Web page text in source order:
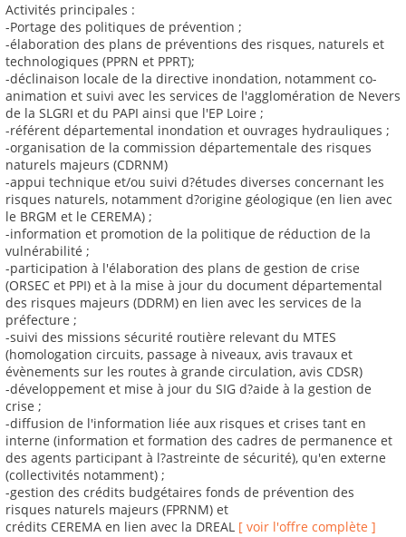
Activités principales :
-Portage des politiques de prévention ;
-élaboration des plans de préventions des risques, naturels et
technologiques (PPRN et PPRT);
-déclinaison locale de la directive inondation, notamment co-
animation et suivi avec les services de l'agglomération de Nevers
de la SLGRI et du PAPI ainsi que l'EP Loire ;
-référent départemental inondation et ouvrages hydrauliques ;
-organisation de la commission départementale des risques
naturels majeurs (CDRNM)
-appui technique et/ou suivi d?études diverses concernant les
risques naturels, notamment d?origine géologique (en lien avec
le BRGM et le CEREMA) ;
-information et promotion de la politique de réduction de la
vulnérabilité ;
-participation à l'élaboration des plans de gestion de crise
(ORSEC et PPI) et à la mise à jour du document départemental
des risques majeurs (DDRM) en lien avec les services de la
préfecture ;
-suivi des missions sécurité routière relevant du MTES
(homologation circuits, passage à niveaux, avis travaux et
évènements sur les routes à grande circulation, avis CDSR)
-développement et mise à jour du SIG d?aide à la gestion de
crise ;
-diffusion de l'information liée aux risques et crises tant en
interne (information et formation des cadres de permanence et
des agents participant à l?astreinte de sécurité), qu'en externe
(collectivités notamment) ;
-gestion des crédits budgétaires fonds de prévention des
risques naturels majeurs (FPRNM) et
crédits CEREMA en lien avec la DREAL [ voir l'offre complète ]